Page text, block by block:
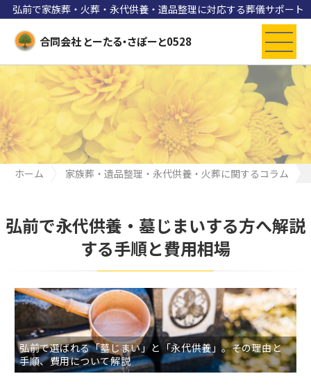
弘前で家族葬・火葬・永代供養・遺品整理に対応する葬儀サポート
合同会社 とーたる・さぽーと0528
ホーム
家族葬・遺品整理・永代供養・火葬に関するコラム
弘前で永代供養・墓じまいする方へ解説
する手順と費用相場
弘前で選ばれる「墓じまい」と「永代供養」。その理由と
手順、費用について解説